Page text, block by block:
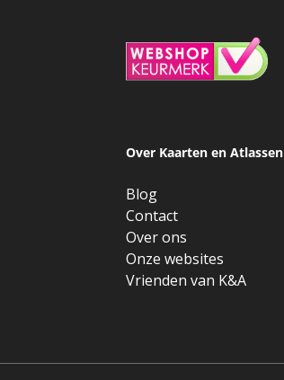
Over Kaarten en Atlassen
Blog
Contact
Over ons
Onze websites
Vrienden van K&A